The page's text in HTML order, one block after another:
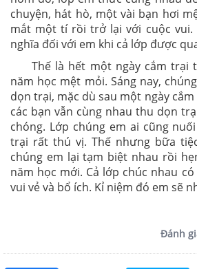
chuyện, hát hò, một vài bạn hơi
mắt một tí rồi trở lại với cuộc
nghĩa đối với em khi cả lớp được
Thế là hết một ngày cắm trại
năm học mệt mỏi. Sáng nay,
dọn trại, mặc dù sau một ngày
các bạn vẫn cùng nhau thu dọn
chóng. Lớp chúng em ai cũng
trại rất thú vị. Thế nhưng bữa
chúng em lại tạm biệt nhau rồi
năm học mới. Cả lớp chúc nhau
vui vẻ và bổ ích. Kỉ niệm đó em sẽ
Đánh